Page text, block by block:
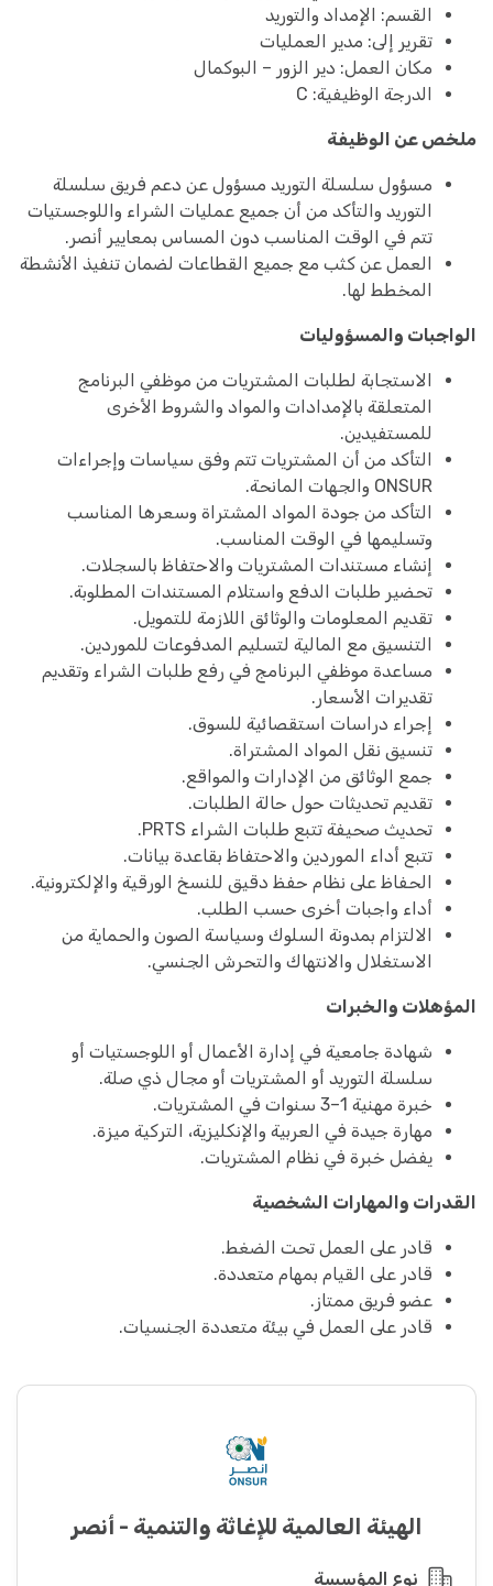
القسم: الإمداد والتوريد
تقرير إلى: مدير العمليات
مكان العمل: دير الزور – البوكمال
الدرجة الوظيفية: C
ملخص عن الوظيفة
مسؤول سلسلة التوريد مسؤول عن دعم فريق سلسلة
التوريد والتأكد من أن جميع عمليات الشراء واللوجستيات
تتم في الوقت المناسب دون المساس بمعايير أنصر.
العمل عن كثب مع جميع القطاعات لضمان تنفيذ الأنشطة
المخطط لها.
الواجبات والمسؤوليات
الاستجابة لطلبات المشتريات من موظفي البرنامج
المتعلقة بالإمدادات والمواد والشروط الأخرى
للمستفيدين.
التأكد من أن المشتريات تتم وفق سياسات وإجراءات
ONSUR والجهات المانحة.
التأكد من جودة المواد المشتراة وسعرها المناسب
وتسليمها في الوقت المناسب.
إنشاء مستندات المشتريات والاحتفاظ بالسجلات.
تحضير طلبات الدفع واستلام المستندات المطلوبة.
تقديم المعلومات والوثائق اللازمة للتمويل.
التنسيق مع المالية لتسليم المدفوعات للموردين.
مساعدة موظفي البرنامج في رفع طلبات الشراء وتقديم
تقديرات الأسعار.
إجراء دراسات استقصائية للسوق.
تنسيق نقل المواد المشتراة.
جمع الوثائق من الإدارات والمواقع.
تقديم تحديثات حول حالة الطلبات.
تحديث صحيفة تتبع طلبات الشراء PRTS.
تتبع أداء الموردين والاحتفاظ بقاعدة بيانات.
الحفاظ على نظام حفظ دقيق للنسخ الورقية والإلكترونية.
أداء واجبات أخرى حسب الطلب.
الالتزام بمدونة السلوك وسياسة الصون والحماية من
الاستغلال والانتهاك والتحرش الجنسي.
المؤهلات والخبرات
شهادة جامعية في إدارة الأعمال أو اللوجستيات أو
سلسلة التوريد أو المشتريات أو مجال ذي صلة.
خبرة مهنية 1–3 سنوات في المشتريات.
مهارة جيدة في العربية والإنكليزية، التركية ميزة.
يفضل خبرة في نظام المشتريات.
القدرات والمهارات الشخصية
قادر على العمل تحت الضغط.
قادر على القيام بمهام متعددة.
عضو فريق ممتاز.
قادر على العمل في بيئة متعددة الجنسيات.
الهيئة العالمية للإغاثة والتنمية - أنصر
نوع المؤسسة